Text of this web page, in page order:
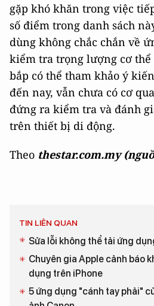
gặp khó khăn trong việc
số điểm trong danh sách
dùng không chắc chắn về
kiểm tra trọng lượng cơ
bắp có thể tham khảo ý
đến nay, vẫn chưa có cơ
đứng ra kiểm tra và đánh
trên thiết bị di động.
Theo thestar.com.my
TIN LIÊN QUAN
Sửa lỗi không thể tải ứng
Chuyên gia Apple cảnh báo
dụng trên iPhone
5 ứng dụng "cánh tay phải"